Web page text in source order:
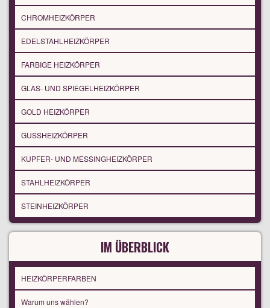
CHROMHEIZKÖRPER
EDELSTAHLHEIZKÖRPER
FARBIGE HEIZKÖRPER
GLAS- UND SPIEGELHEIZKÖRPER
GOLD HEIZKÖRPER
GUSSHEIZKÖRPER
KUPFER- UND MESSINGHEIZKÖRPER
STAHLHEIZKÖRPER
STEINHEIZKÖRPER
IM ÜBERBLICK
HEIZKÖRPERFARBEN
Warum uns wählen?